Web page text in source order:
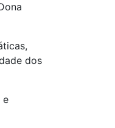
dos
e